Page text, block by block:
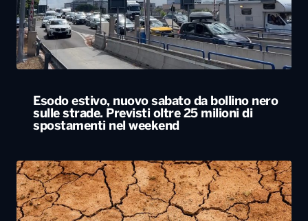
Esodo estivo, nuovo sabato da bollino nero
sulle strade. Previsti oltre 25 milioni di
spostamenti nel weekend